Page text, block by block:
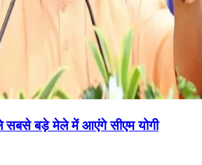
सबसे बड़े मेले में आएंगे सीएम योगी